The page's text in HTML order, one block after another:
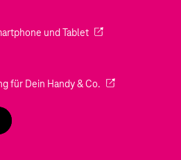
in einem neuen Tab geöffnet)
und Tablet(Wird in einem
in einem neuen Tab geöffnet)
für Dein Handy & Co. (Wird in einem